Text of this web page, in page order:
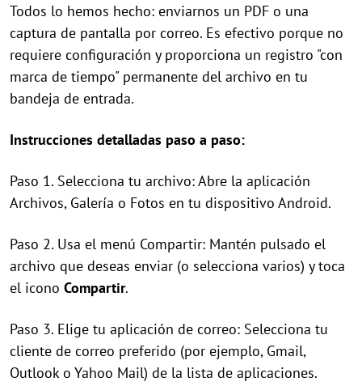
Todos lo hemos hecho: enviarnos un PDF o una
captura de pantalla por correo. Es efectivo porque no
requiere configuración y proporciona un registro "con
marca de tiempo" permanente del archivo en tu
bandeja de entrada.
Instrucciones detalladas paso a paso:
Paso 1. Selecciona tu archivo: Abre la aplicación
Archivos, Galería o Fotos en tu dispositivo Android.
Paso 2. Usa el menú Compartir: Mantén pulsado el
archivo que deseas enviar (o selecciona varios) y toca
el icono Compartir.
Paso 3. Elige tu aplicación de correo: Selecciona tu
cliente de correo preferido (por ejemplo, Gmail,
Outlook o Yahoo Mail) de la lista de aplicaciones.